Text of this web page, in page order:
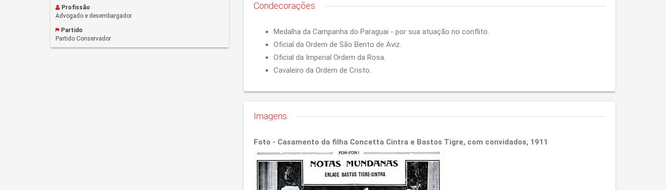
Profissão
Advogado e desembargador
Partido
Partido Conservador
Condecorações
Medalha da Campanha do Paraguai - por sua atuação no conflito.
Oficial da Ordem de São Bento de Aviz.
Oficial da Imperial Ordem da Rosa.
Cavaleiro da Ordem de Cristo.
Imagens
Foto - Casamento da filha Concetta Cintra e Bastos Tigre, com convidados, 1911